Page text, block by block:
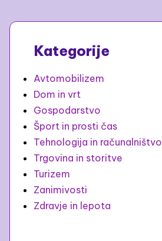
Kategorije
Avtomobilizem
Dom in vrt
Gospodarstvo
Šport in prosti čas
Tehnologija in računalništvo
Trgovina in storitve
Turizem
Zanimivosti
Zdravje in lepota